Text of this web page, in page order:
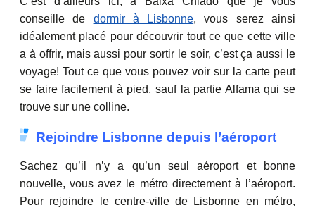
conseille de dormir à Lisbonne, vous serez ainsi
idéalement placé pour découvrir tout ce que cette ville
a à offrir, mais aussi pour sortir le soir, c’est ça aussi le
voyage! Tout ce que vous pouvez voir sur la carte peut
se faire facilement à pied, sauf la partie Alfama qui se
trouve sur une colline.
Rejoindre Lisbonne depuis l’aéroport
Sachez qu’il n’y a qu’un seul aéroport et bonne
nouvelle, vous avez le métro directement à l’aéroport.
Pour rejoindre le centre-ville de Lisbonne en métro,